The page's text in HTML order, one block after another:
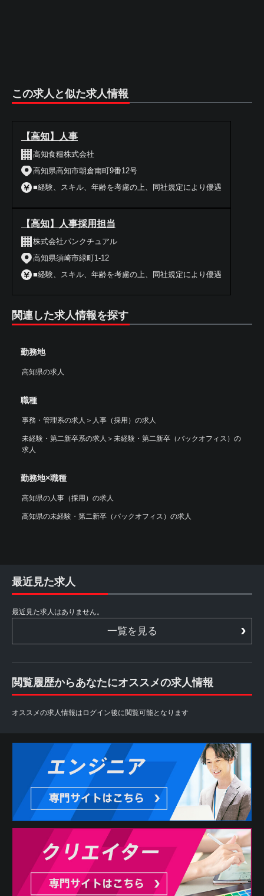
この求人と似た求人情報
【高知】人事
高知食糧株式会社
高知県高知市朝倉南町9番12号
■経験、スキル、年齢を考慮の上、同社規定により優遇
【高知】人事採用担当
株式会社パンクチュアル
高知県須崎市緑町1-12
■経験、スキル、年齢を考慮の上、同社規定により優遇
関連した求人情報を探す
勤務地
高知県の求人
職種
事務・管理系の求人 ＞ 人事（採用）の求人
未経験・第二新卒系の求人 ＞ 未経験・第二新卒（バックオフィス）の
求人
勤務地×職種
高知県の人事（採用）の求人
高知県の未経験・第二新卒（バックオフィス）の求人
最近見た求人
最近見た求人はありません。
一覧を見る
閲覧履歴からあなたにオススメの求人情報
オススメの求人情報はログイン後に閲覧可能となります